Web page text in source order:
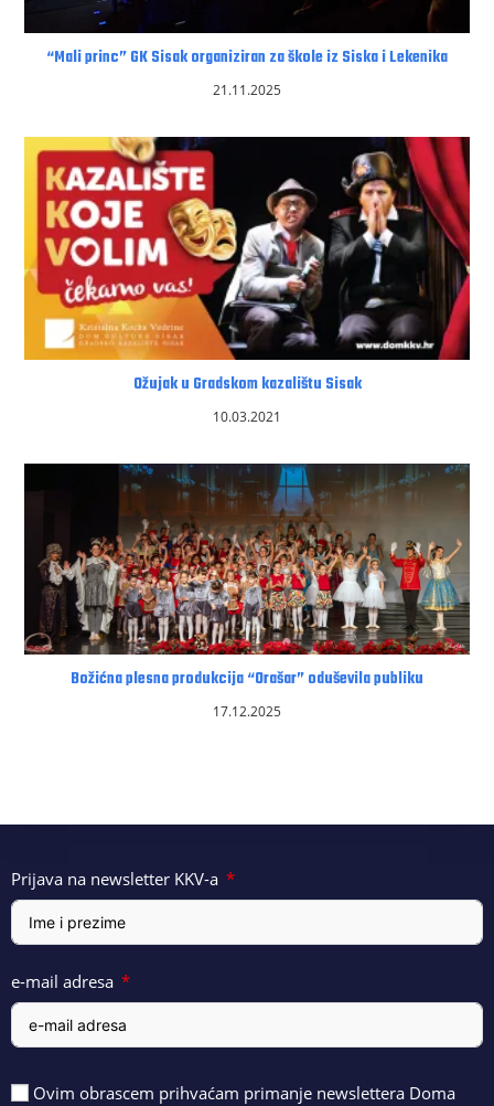
“Mali princ” GK Sisak organiziran za škole iz Siska i Lekenika
21.11.2025
Ožujak u Gradskom kazalištu Sisak
10.03.2021
Božićna plesna produkcija “Orašar” oduševila publiku
17.12.2025
Prijava na newsletter KKV-a
e-mail adresa
Ovim obrascem prihvaćam primanje newslettera Doma